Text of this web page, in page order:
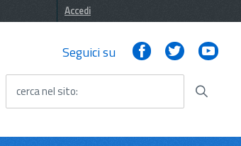
Accedi
Seguici su FacebookTwitter
cerca nel sito